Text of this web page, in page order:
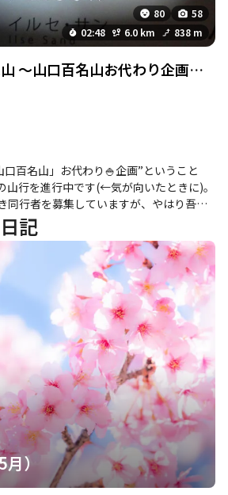
80
58
02:48
6.0 km 838 m
HSP野郎の水ノ尾山 ～山口百名山お代わり企画🍚・東部難関編
百名山」お代わり🍚企画”ということ
山行を進行中です(←気が向いたときに)。
同行者を募集していますが、やはり吾輩
ん💧‬ しかし、いつものようにhiroさんが
ださいました😌💨 なぜだら
どういう事かと時おり考えております
ました。 昨日図書館帰りに古
を隈なく渉猟しておりました(←アダルテ
のため)。美容・健康コーナーに差し掛か
手に取ってパラパラと捲っております
び込んできました。 「ほほぅ、ヒ
か。どれどれ、どのように説明がしてあ
というわけではありませんが、購入して
深い内容ではないけど)してみます。
攻略法が周知されており、笹薮も下部は
ほどヒドい山ではなかったです。 引き
東部)の同行者募集中で御座います。
記
）